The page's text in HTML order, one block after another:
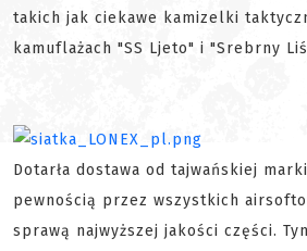
takich jak ciekawe kamizelki
kamuflażach "SS Ljeto" i "Srebrny
Dotarła dostawa od tajwańskiej marki
pewnością przez wszystkich
sprawą najwyższej jakości części.